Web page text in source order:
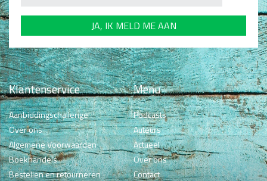
Klantenservice
Aanbiddingschallenge
Over ons
Algemene Voorwaarden
Boekhandels
Bestellen en retourneren
Menu
Podcasts
Auteurs
Actueel
Over ons
Contact